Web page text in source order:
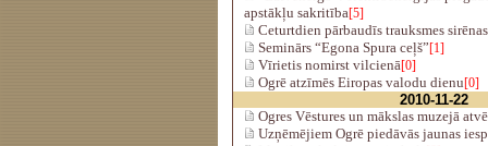
apstākļu sakritība[5]
Ceturtdien pārbaudīs trauksmes sirēnas
Seminārs “Egona Spura ceļš”[1]
Vīrietis nomirst vilcienā[0]
Ogrē atzīmēs Eiropas valodu dienu[0]
2010-11-22
Ogres Vēstures un mākslas muzejā
Uzņēmējiem Ogrē piedāvās jaunas